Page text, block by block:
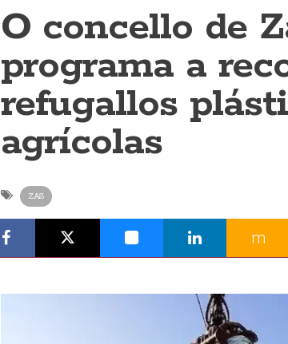
O concello de
programa a
refugallos
agrícolas
ZAS
m